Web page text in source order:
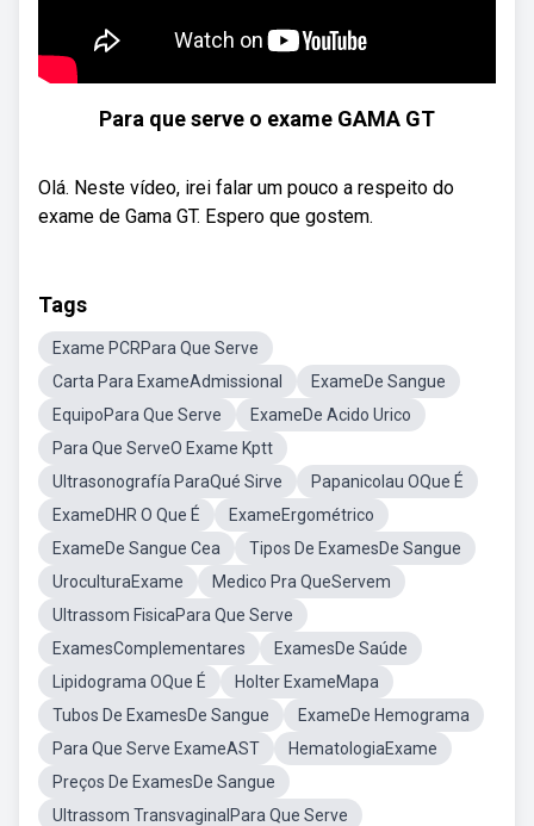
Para que serve o exame GAMA GT
Olá. Neste vídeo, irei falar um pouco a respeito do
exame de Gama GT. Espero que gostem.
Tags
Exame PCRPara Que Serve
Carta Para ExameAdmissional
ExameDe Sangue
EquipoPara Que Serve
ExameDe Acido Urico
Para Que ServeO Exame Kptt
Ultrasonografía ParaQué Sirve
Papanicolau OQue É
ExameDHR O Que É
ExameErgométrico
ExameDe Sangue Cea
Tipos De ExamesDe Sangue
UroculturaExame
Medico Pra QueServem
Ultrassom FisicaPara Que Serve
ExamesComplementares
ExamesDe Saúde
Lipidograma OQue É
Holter ExameMapa
Tubos De ExamesDe Sangue
ExameDe Hemograma
Para Que Serve ExameAST
HematologiaExame
Preços De ExamesDe Sangue
Ultrassom TransvaginalPara Que Serve